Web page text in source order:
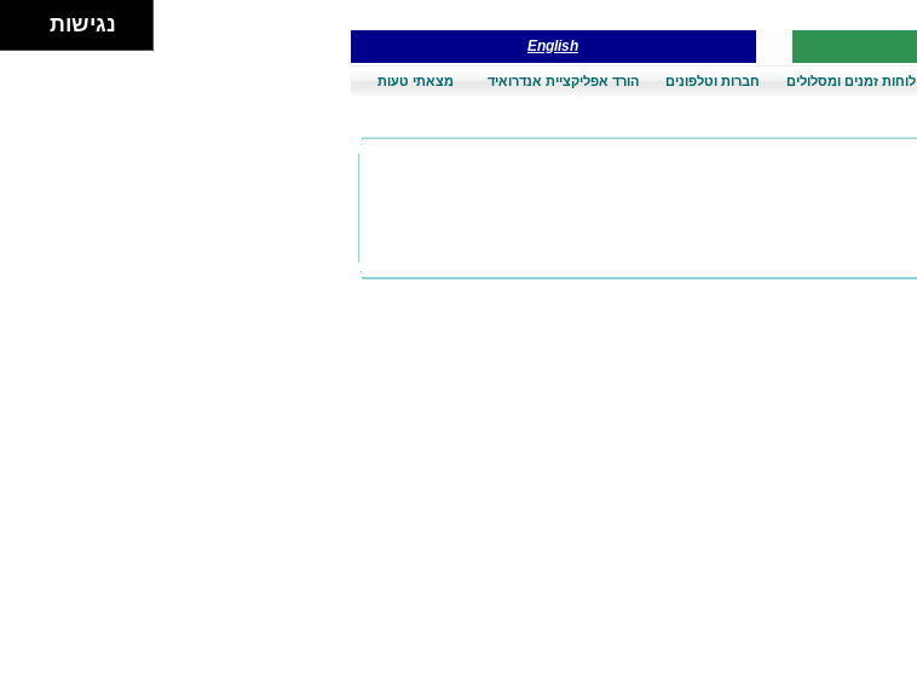
English
לוחות זמנים ומסלולים חברות וטלפונים הורד אפליקציית אנדרואיד מצאתי טעות
נגישות